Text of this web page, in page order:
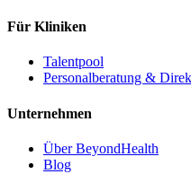
Für Kliniken
Talentpool
Personalberatung &
Unternehmen
Über BeyondHealth
Blog